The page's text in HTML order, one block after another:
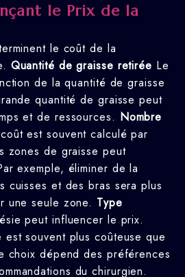
le Prix de la
le coût de la
Quantité de graisse retirée Le
de la quantité de graisse
quantité de graisse peut
et de ressources. Nombre
est souvent calculé par
zones de graisse peut
exemple, éliminer de la
cuisses et des bras sera plus
une seule zone. Type
peut influencer le prix.
est souvent plus coûteuse que
choix dépend des préférences
du chirurgien.